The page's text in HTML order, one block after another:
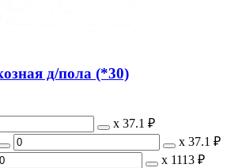
д/пола (*30)
х 37.1 ₽
х 37.1 ₽
х 1113 ₽